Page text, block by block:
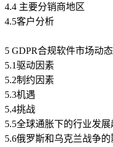
4.4 主要分销商地区
4.5客户分析
5 GDPR合规软件市场动
5.1驱动因素
5.2制约因素
5.3机遇
5.4挑战
5.5全球通胀下的行业发展
5.6俄罗斯和乌克兰战争的